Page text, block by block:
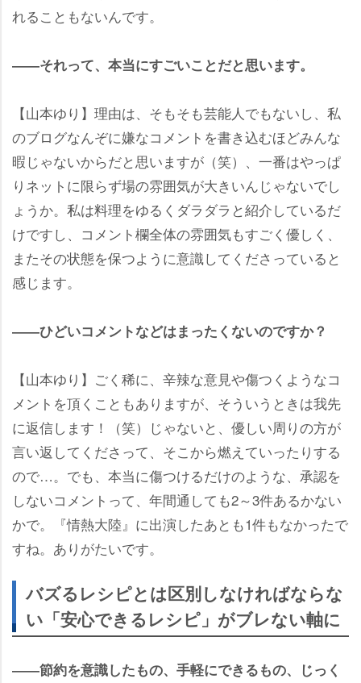
れることもないんです。
――それって、本当にすごいことだと思います。
【山本ゆり】理由は、そもそも芸能人でもないし、私
のブログなんぞに嫌なコメントを書き込むほどみんな
暇じゃないからだと思いますが（笑）、一番はやっぱ
りネットに限らず場の雰囲気が大きいんじゃないでし
ょうか。私は料理をゆるくダラダラと紹介しているだ
けですし、コメント欄全体の雰囲気もすごく優しく、
またその状態を保つように意識してくださっていると
感じます。
――ひどいコメントなどはまったくないのですか？
【山本ゆり】ごく稀に、辛辣な意見や傷つくようなコ
メントを頂くこともありますが、そういうときは我先
に返信します！（笑）じゃないと、優しい周りの方が
言い返してくださって、そこから燃えていったりする
ので…。でも、本当に傷つけるだけのような、承認を
しないコメントって、年間通しても2～3件あるかない
かで。『情熱大陸』に出演したあとも1件もなかったで
すね。ありがたいです。
バズるレシピとは区別しなければならな
い「安心できるレシピ」がブレない軸に
――節約を意識したもの、手軽にできるもの、じっく